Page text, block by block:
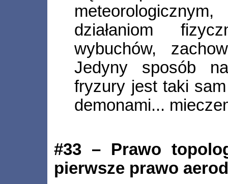
działaniom
wybuchów,
Jedyny sposób
fryzury jest taki
demonami...
#33 – Prawo
pierwsze prawo